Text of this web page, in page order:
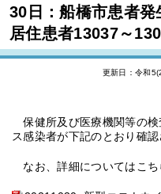
30日：船橋市患者
居住患者13037～
更新日：令和
保健所及び医療機関等の検
ス感染者が下記のとおり確
なお、詳細についてはこち